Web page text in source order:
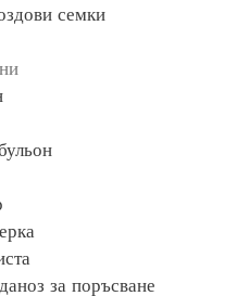
семки
за поръсване